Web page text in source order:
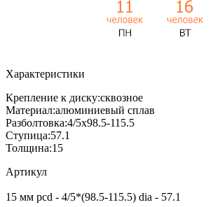
Характеристики
Крепление к диску:сквозное
Материал:алюминиевый сплав
Разболтовка:4/5x98.5-115.5
Ступица:57.1
Толщина:15
Артикул
15 мм pcd - 4/5*(98.5-115.5) dia - 57.1